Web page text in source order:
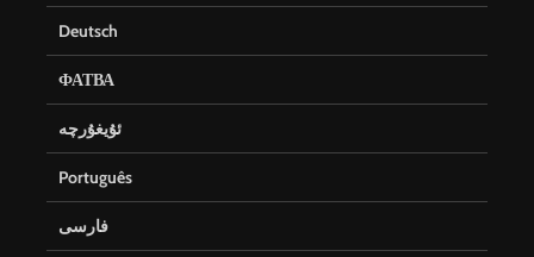
Deutsch
ФАТВА
ئۇيغۇرچە
Português
فارسی